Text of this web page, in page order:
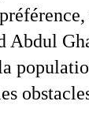
Abdul